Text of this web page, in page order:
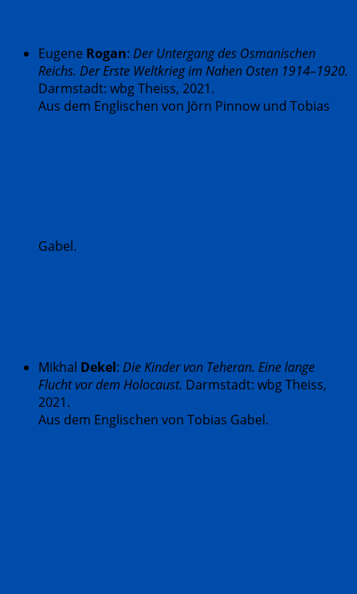
Eugene Rogan: Der Untergang des Osmanischen
Reichs. Der Erste Weltkrieg im Nahen Osten 1914–1920.
Darmstadt: wbg Theiss, 2021.
Aus dem Englischen von Jörn Pinnow und Tobias
Gabel.
Mikhal Dekel: Die Kinder von Teheran. Eine lange
Flucht vor dem Holocaust. Darmstadt: wbg Theiss,
2021.
Aus dem Englischen von Tobias Gabel.